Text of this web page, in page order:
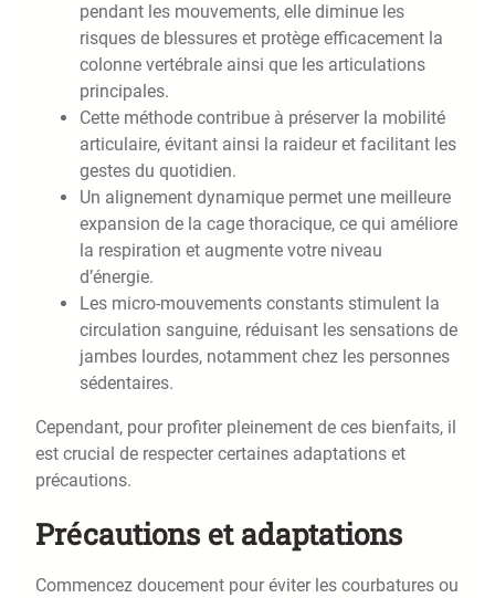
pendant les mouvements, elle diminue les
risques de blessures et protège efficacement la
colonne vertébrale ainsi que les articulations
principales.
Cette méthode contribue à préserver la mobilité
articulaire, évitant ainsi la raideur et facilitant les
gestes du quotidien.
Un alignement dynamique permet une meilleure
expansion de la cage thoracique, ce qui améliore
la respiration et augmente votre niveau
d’énergie.
Les micro-mouvements constants stimulent la
circulation sanguine, réduisant les sensations de
jambes lourdes, notamment chez les personnes
sédentaires.
Cependant, pour profiter pleinement de ces bienfaits, il
est crucial de respecter certaines adaptations et
précautions.
Précautions et adaptations
Commencez doucement pour éviter les courbatures ou